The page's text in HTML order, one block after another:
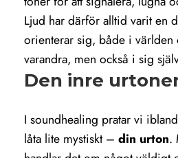
Ljud har därför alltid varit en
orienterar sig, både i
varandra, men också i sig
Den inre
I soundhealing pratar vi
låta lite mystiskt – din urton.